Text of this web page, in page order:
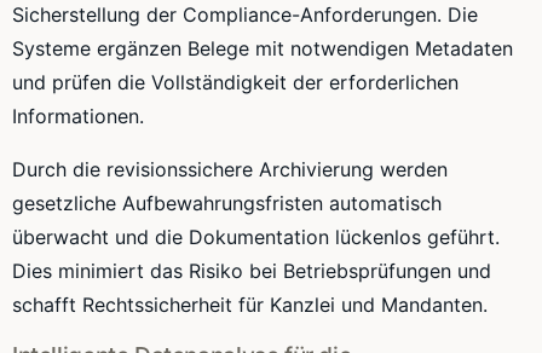
Sicherstellung der Compliance-Anforderungen. Die
Systeme ergänzen Belege mit notwendigen Metadaten
und prüfen die Vollständigkeit der erforderlichen
Informationen.
Durch die revisionssichere Archivierung werden
gesetzliche Aufbewahrungsfristen automatisch
überwacht und die Dokumentation lückenlos geführt.
Dies minimiert das Risiko bei Betriebsprüfungen und
schafft Rechtssicherheit für Kanzlei und Mandanten.